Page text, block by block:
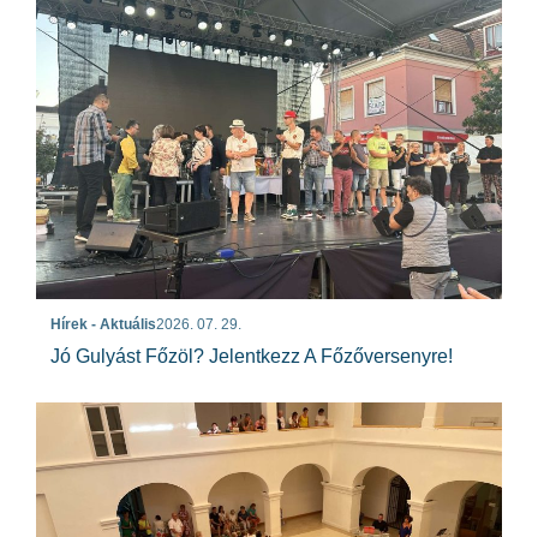
Hírek - Aktuális2026. 07. 29.
Jó Gulyást Főzöl? Jelentkezz A Főzőversenyre!